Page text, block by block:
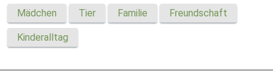
Mädchen Tier Familie Freundschaft
Kinderalltag